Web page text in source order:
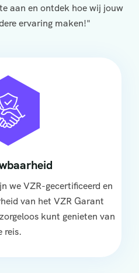
aan en ontdek hoe wij jouw
ervaring maken!"
we VZR-gecertificeerd en
van het VZR Garant
kunt genieten van
reis.